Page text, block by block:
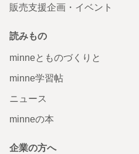
販売支援企画・イベント
読みもの
minneとものづくりと
minne学習帖
ニュース
minneの本
企業の方へ